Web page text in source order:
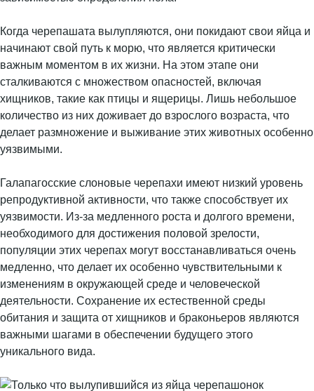
Когда черепашата вылупляются, они покидают свои яйца и
начинают свой путь к морю, что является критически
важным моментом в их жизни. На этом этапе они
сталкиваются с множеством опасностей, включая
хищников, такие как птицы и ящерицы. Лишь небольшое
количество из них доживает до взрослого возраста, что
делает размножение и выживание этих животных особенно
уязвимыми.
Галапагосские слоновые черепахи имеют низкий уровень
репродуктивной активности, что также способствует их
уязвимости. Из-за медленного роста и долгого времени,
необходимого для достижения половой зрелости,
популяции этих черепах могут восстанавливаться очень
медленно, что делает их особенно чувствительными к
изменениям в окружающей среде и человеческой
деятельности. Сохранение их естественной среды
обитания и защита от хищников и браконьеров являются
важными шагами в обеспечении будущего этого
уникального вида.